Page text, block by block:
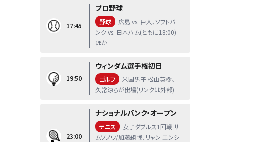
17:45
プロ野球
野球
広島 vs. 巨人、ソフトバ
ンク vs. 日本ハム(ともに18:00)
ほか
19:50
ウィンダム選手権初日
ゴルフ
米国男子 松山英樹、
久常涼らが出場(リンクは外部)
23:00
ナショナルバンク・オープン
テニス
女子ダブルス1回戦 サ
ムソノワ/加藤組戦、リャン エンシ